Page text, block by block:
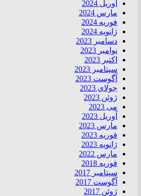
آوریل 2024
مارس 2024
فوریه 2024
ژانویه 2024
دسامبر 2023
نوامبر 2023
اکتبر 2023
سپتامبر 2023
آگوست 2023
جولای 2023
ژوئن 2023
می 2023
آوریل 2023
مارس 2023
فوریه 2023
ژانویه 2023
مارس 2022
فوریه 2018
سپتامبر 2017
آگوست 2017
ژوئن 2017